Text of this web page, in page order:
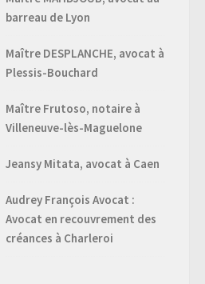
barreau de Lyon
Maître DESPLANCHE, avocat à
Plessis-Bouchard
Maître Frutoso, notaire à
Villeneuve-lès-Maguelone
Jeansy Mitata, avocat à Caen
Audrey François Avocat :
Avocat en recouvrement des
créances à Charleroi